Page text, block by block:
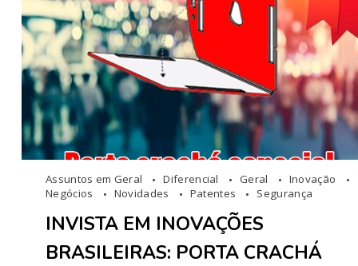
Assuntos em Geral Diferencial Geral
Inovação
Negócios
Novidades Patentes Segurança
INVISTA EM INOVAÇÕES
BRASILEIRAS: PORTA CRACHÁ